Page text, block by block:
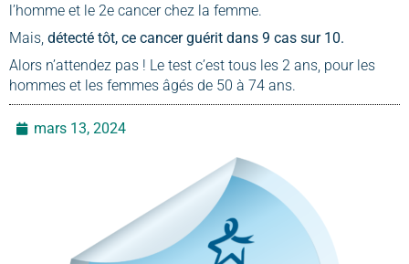
l’homme et le 2e cancer chez la femme.
Mais, détecté tôt, ce cancer guérit dans 9 cas sur 10.
Alors n’attendez pas ! Le test c’est tous les 2 ans, pour les
hommes et les femmes âgés de 50 à 74 ans.
mars 13, 2024